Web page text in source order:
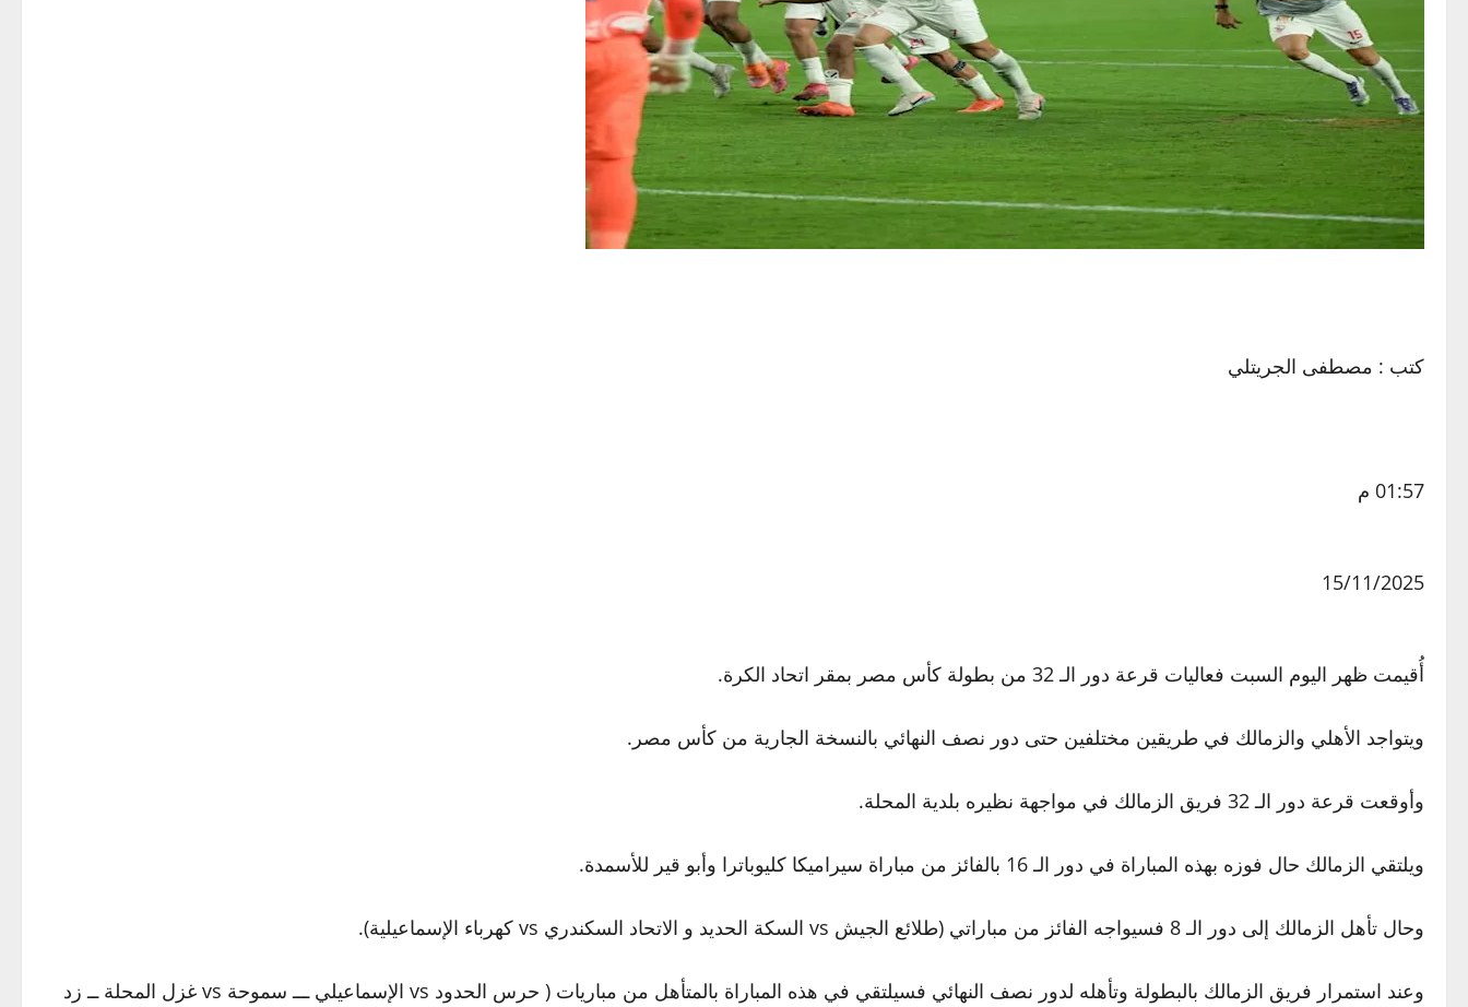
كتب : مصطفى الجريتلي
01:57 م
15/11/2025
أُقيمت ظهر اليوم السبت فعاليات قرعة دور الـ 32 من بطولة كأس مصر بمقر اتحاد الكرة.
ويتواجد الأهلي والزمالك في طريقين مختلفين حتى دور نصف النهائي بالنسخة الجارية من كأس مصر.
وأوقعت قرعة دور الـ 32 فريق الزمالك في مواجهة نظيره بلدية المحلة.
ويلتقي الزمالك حال فوزه بهذه المباراة في دور الـ 16 بالفائز من مباراة سيراميكا كليوباترا وأبو قير للأسمدة.
وحال تأهل الزمالك إلى دور الـ 8 فسيواجه الفائز من مباراتي (طلائع الجيش vs السكة الحديد و الاتحاد السكندري vs كهرباء الإسماعيلية).
وعند استمرار فريق الزمالك بالبطولة وتأهله لدور نصف النهائي فسيلتقي في هذه المباراة بالمتأهل من مباريات ( حرس الحدود vs الإسماعيلي ـــ سموحة vs غزل المحلة ــ زد